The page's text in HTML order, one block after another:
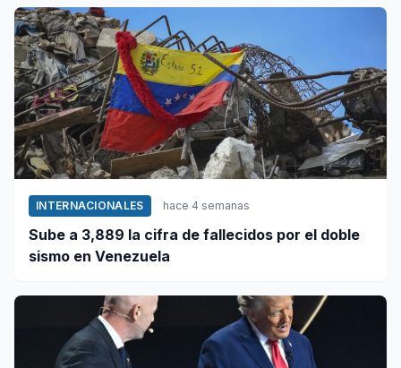
INTERNACIONALES hace 4 semanas
Sube a 3,889 la cifra de fallecidos por el doble
sismo en Venezuela